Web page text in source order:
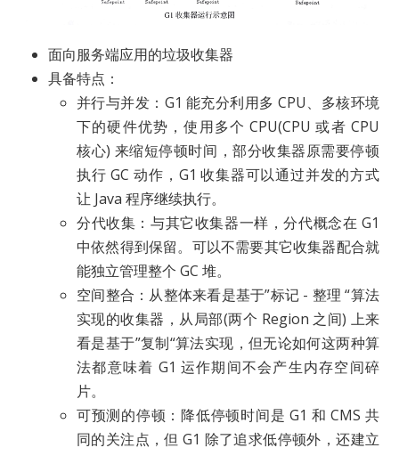
面向服务端应用的垃圾收集器
具备特点：
并行与并发：G1 能充分利用多 CPU、多核环境
下的硬件优势，使用多个 CPU(CPU 或者 CPU
核心) 来缩短停顿时间，部分收集器原需要停顿
执行 GC 动作，G1 收集器可以通过并发的方式
让 Java 程序继续执行。
分代收集：与其它收集器一样，分代概念在 G1
中依然得到保留。可以不需要其它收集器配合就
能独立管理整个 GC 堆。
空间整合：从整体来看是基于”标记 - 整理 “算法
实现的收集器，从局部(两个 Region 之间) 上来
看是基于”复制“算法实现，但无论如何这两种算
法都意味着 G1 运作期间不会产生内存空间碎
片。
可预测的停顿：降低停顿时间是 G1 和 CMS 共
同的关注点，但 G1 除了追求低停顿外，还建立